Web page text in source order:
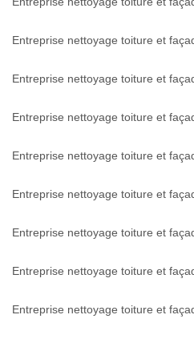
Entreprise nettoyage toiture et
Entreprise nettoyage toiture et
Entreprise nettoyage toiture et
Entreprise nettoyage toiture et
Entreprise nettoyage toiture et
Entreprise nettoyage toiture et
Entreprise nettoyage toiture et
Entreprise nettoyage toiture et